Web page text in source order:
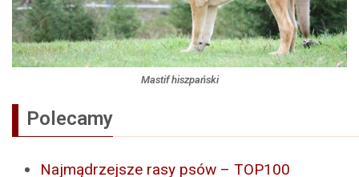
Mastif hiszpański
Polecamy
Najmądrzejsze rasy psów – TOP100